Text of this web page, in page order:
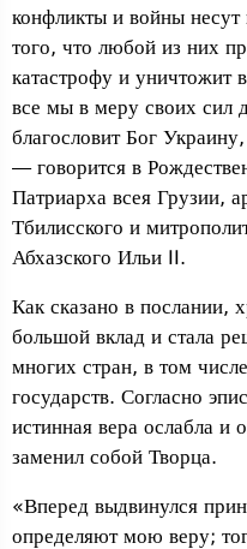
конфликты и войны несут
того, что любой из них
катастрофу и уничтожит
все мы в меру своих сил
благословит Бог
— говорится в
Патриарха всея Грузии,
Тбилисского и
Абхазского Ильи II.
Как сказано в послании,
большой вклад и стала
многих стран, в том
государств. Согласно
истинная вера ослабла и
заменил собой Творца.
«Вперед выдвинулся
определяют мою веру;